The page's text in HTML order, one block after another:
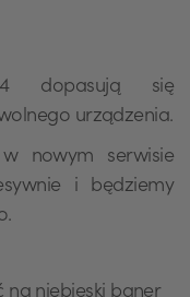
dopasują się
urządzenia.
nowym serwisie
i będziemy